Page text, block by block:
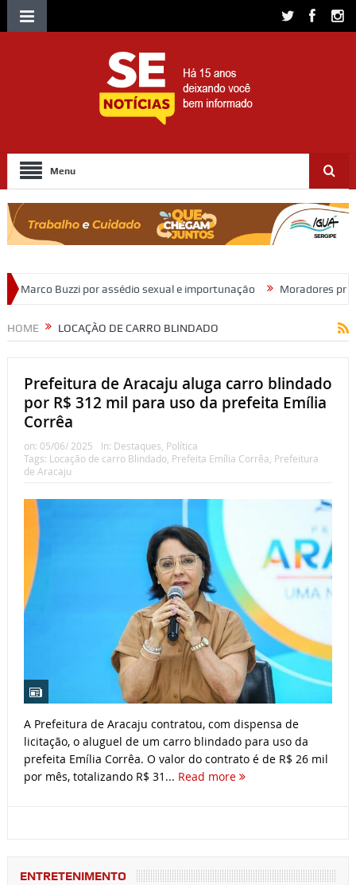
Menu
sexual e importunação Moradores protestam e cobram
HOME LOCAÇÃO DE CARRO BLINDADO
Prefeitura de Aracaju aluga carro blindado
por R$ 312 mil para uso da prefeita Emília
Corrêa
on: 05/06/ 2025 In: Destaques, Política
Tags: Locação de carro Blindado, Prefeita Emília Corrêa, Prefeitura
de Aracaju
A Prefeitura de Aracaju contratou, com dispensa de
licitação, o aluguel de um carro blindado para uso da
prefeita Emília Corrêa. O valor do contrato é de R$ 26 mil
por mês, totalizando R$ 31... Read more
ENTRETENIMENTO